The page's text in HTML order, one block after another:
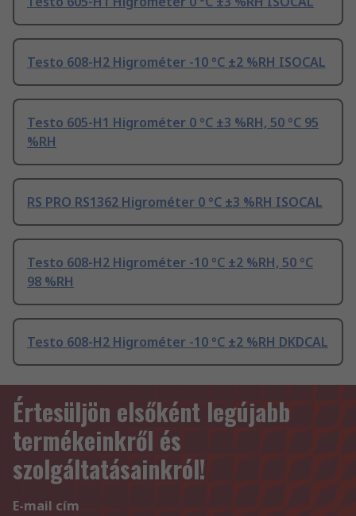
Testo 608-H2 Higrométer -10 °C ±2 %RH ISOCAL
Testo 605-H1 Higrométer 0 °C ±3 %RH, 50 °C 95
%RH
RS PRO RS1362 Higrométer 0 °C ±3 %RH ISOCAL
Testo 608-H2 Higrométer -10 °C ±2 %RH, 50 °C
98 %RH
Testo 608-H2 Higrométer -10 °C ±2 %RH DKDCAL
Értesüljön elsőként legújabb
termékeinkről és
szolgáltatásainkról!
E-mail cím